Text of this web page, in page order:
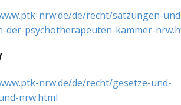
nrw.de/de/recht/satzungen-
der-psychotherapeuten-kammer-
nrw.de/de/recht/gesetze-und-
nrw.html